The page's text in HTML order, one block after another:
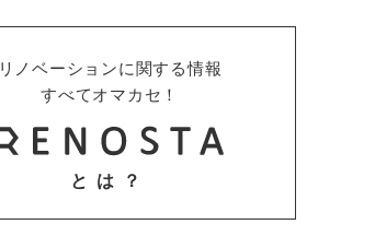
リノベーションに関する情報
すべてオマカセ！
とは？